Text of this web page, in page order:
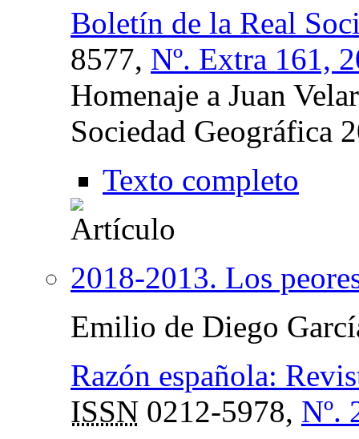
Boletín de la Real
8577, Nº. Extra 161,
Homenaje a Juan
Sociedad Geográfica
Texto completo
2018-2013. Los
Emilio de Diego
Razón española:
ISSN 0212-5978, Nº.